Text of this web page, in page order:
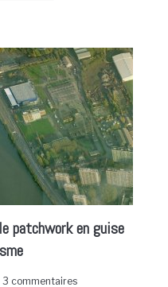
patchwork en guise
3 commentaires